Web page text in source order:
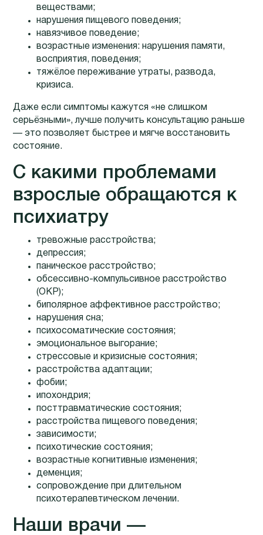
веществами;
нарушения пищевого поведения;
навязчивое поведение;
возрастные изменения: нарушения памяти,
восприятия, поведения;
тяжёлое переживание утраты, развода,
кризиса.
Даже если симптомы кажутся «не слишком
серьёзными», лучше получить консультацию раньше
— это позволяет быстрее и мягче восстановить
состояние.
С какими проблемами
взрослые обращаются к
психиатру
тревожные расстройства;
депрессия;
паническое расстройство;
обсессивно-компульсивное расстройство
(ОКР);
биполярное аффективное расстройство;
нарушения сна;
психосоматические состояния;
эмоциональное выгорание;
стрессовые и кризисные состояния;
расстройства адаптации;
фобии;
ипохондрия;
посттравматические состояния;
расстройства пищевого поведения;
зависимости;
психотические состояния;
возрастные когнитивные изменения;
деменция;
сопровождение при длительном
психотерапевтическом лечении.
Наши врачи —